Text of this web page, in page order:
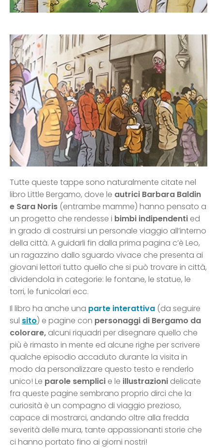
Tutte queste tappe sono naturalmente citate nel
libro Little Bergamo, dove le autrici Barbara Baldin
e Sara Noris (entrambe mamme) hanno pensato a
un progetto che rendesse i bimbi indipendenti ed
in grado di costruirsi un personale viaggio all’interno
della città. A guidarli fin dalla prima pagina c’è Leo,
un ragazzino dallo sguardo vivace che presenta ai
giovani lettori tutto quello che si può trovare in città,
dividendola in categorie: le fontane, le statue, le
torri, le funicolari ecc.
Il libro ha anche una parte interattiva (da seguire
sul sito) e pagine con personaggi di Bergamo da
colorare, alcuni riquadri per disegnare quello che
più è rimasto in mente ed alcune righe per scrivere
qualche episodio accaduto durante la visita in
modo da personalizzare questo testo e renderlo
unico! Le parole semplici e le illustrazioni delicate
fra queste pagine sembrano proprio dirci che la
curiosità è un compagno di viaggio prezioso,
capace di mostrarci, andando oltre alla fredda
severità delle mura, tante appassionanti storie che
ci hanno portato fino ai giorni nostri!